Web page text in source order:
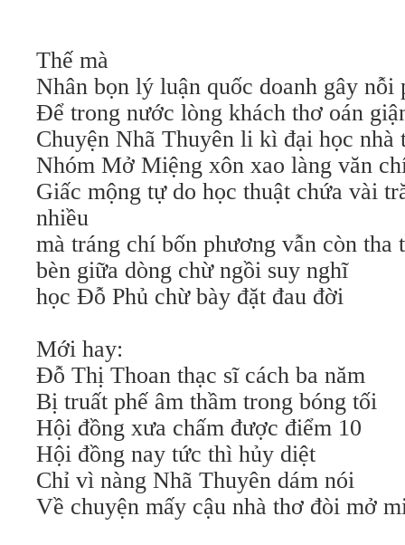
Thế mà
Nhân bọn lý luận quốc doanh gây nỗi
Để trong nước lòng khách thơ oán
Chuyện Nhã Thuyên li kì đại học nhà
Nhóm Mở Miệng xôn xao làng văn
Giấc mộng tự do học thuật chứa vài
nhiều
mà tráng chí bốn phương vẫn còn tha
bèn giữa dòng chừ ngồi suy nghĩ
học Đỗ Phủ chừ bày đặt đau đời
Mới hay:
Đỗ Thị Thoan thạc sĩ cách ba năm
Bị truất phế âm thầm trong bóng tối
Hội đồng xưa chấm được điểm 10
Hội đồng nay tức thì hủy diệt
Chỉ vì nàng Nhã Thuyên dám nói
Về chuyện mấy cậu nhà thơ đòi mở